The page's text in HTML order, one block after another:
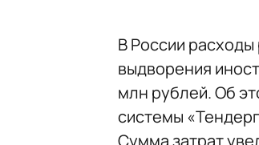
В России
выдворения
млн рублей. Об
системы
Сумма затрат